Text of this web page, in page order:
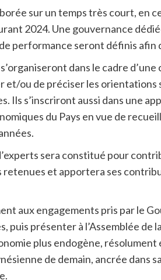
sur un temps très court, en
2024. Une gouvernance
performance seront définis afin
dans le cadre
et/ou de préciser les
Ils s’inscriront aussi dans une
du Pays en vue de
sera constitué pour
et apportera ses
aux engagements pris par le
puis présenter à l’Assemblée de
plus endogène,
de demain, ancrée dans